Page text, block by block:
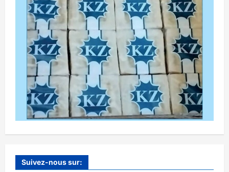
Suivez-nous sur: